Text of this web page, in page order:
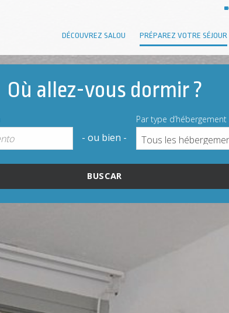
DÉCOUVREZ SALOU PRÉPAREZ VOTRE SÉJOUR
Où allez-vous dormir ?
- ou bien -
Par type d’hébergement